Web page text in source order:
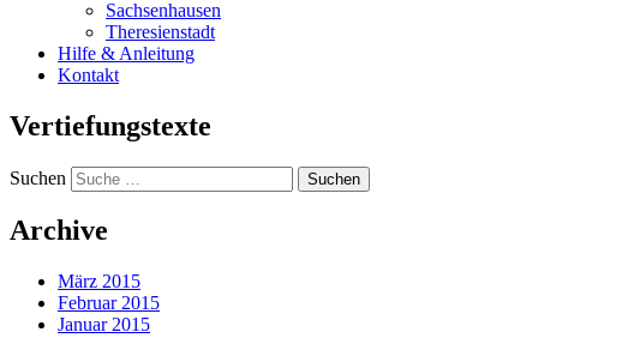
Sachsenhausen
Theresienstadt
Hilfe & Anleitung
Kontakt
Vertiefungstexte
Suchen
Archive
März 2015
Februar 2015
Januar 2015